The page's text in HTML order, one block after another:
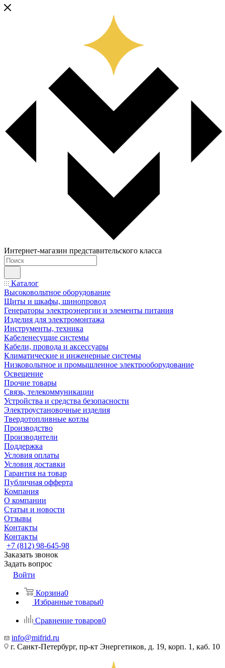
Интернет-магазин представительского класса
Каталог
Высоковольтное оборудование
Щиты и шкафы, шинопровод
Генераторы электроэнергии и элементы питания
Изделия для электромонтажа
Инструменты, техника
Кабеленесущие системы
Кабели, провода и аксессуары
Климатические и инженерные системы
Низковольтное и промышленное электрооборудование
Освещение
Прочие товары
Связь, телекоммуникации
Устройства и средства безопасности
Электроустановочные изделия
Твердотопливные котлы
Производство
Производители
Поддержка
Условия оплаты
Условия доставки
Гарантия на товар
Публичная офферта
Компания
О компании
Статьи и новости
Отзывы
Контакты
Контакты
+7 (812) 98-645-98
Заказать звонок
Задать вопрос
Войти
Корзина0
Избранные товары0
Сравнение товаров0
info@mifrid.ru
г. Санкт-Петербург, пр-кт Энергетиков, д. 19, корп. 1, каб. 10